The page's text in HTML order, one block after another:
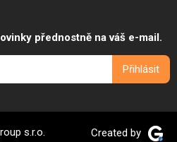
přednostně na váš e-mail.
s.r.o. Created by